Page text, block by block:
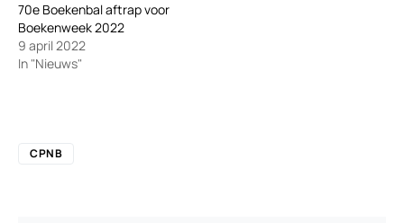
70e Boekenbal aftrap voor
Boekenweek 2022
9 april 2022
In "Nieuws"
CPNB